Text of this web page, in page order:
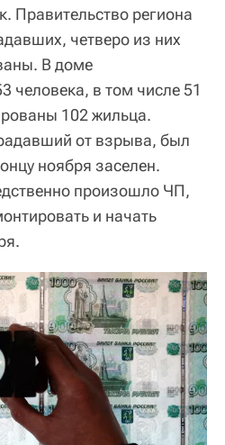
Правительство региона
четверо из них
В доме
человека, в том числе 51
102 жильца.
от взрыва, был
ноября заселен.
произошло ЧП,
и начать